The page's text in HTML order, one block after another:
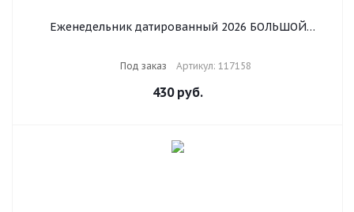
Еженедельник датированный 2026 БОЛЬШОЙ
Под заказ Артикул: 117158
430руб.